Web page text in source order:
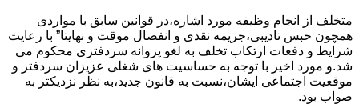
متخلف از انجام وظیفه مورد اشاره،در قوانین سابق با مواردی
همچون حبس تادیبی،جریمه نقدی و انفصال موقت و نهایتا” با رعایت
شرایط و دفعات ارتکاب تخلف به لغو پروانه سردفتری محکوم می
شد.و مورد اخیر با توجه به حساسیت های شغلی عزیزان سردفتر و
موقعیت اجتماعی ایشان،نسبت به قانون جدید،به نظر نزدیکتر به
صواب بود.